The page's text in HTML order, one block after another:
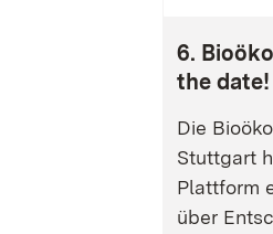
6.
the date!
Die
Stuttgart
Plattform
über